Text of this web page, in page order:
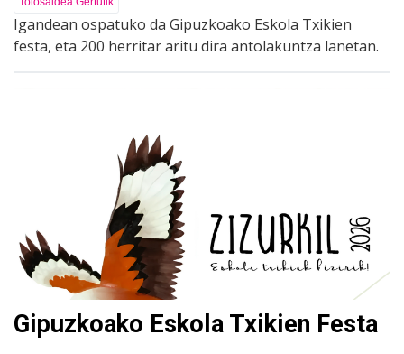
Igandean ospatuko da Gipuzkoako Eskola Txikien
festa, eta 200 herritar aritu dira antolakuntza lanetan.
Gipuzkoako Eskola Txikien Festa